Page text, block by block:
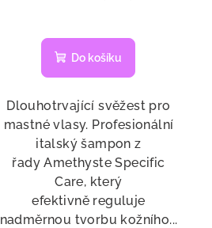
Do košíku
Dlouhotrvající svěžest pro
mastné vlasy. Profesionální
italský šampon z
řady Amethyste Specific
Care, který
efektivně reguluje
nadměrnou tvorbu kožního...